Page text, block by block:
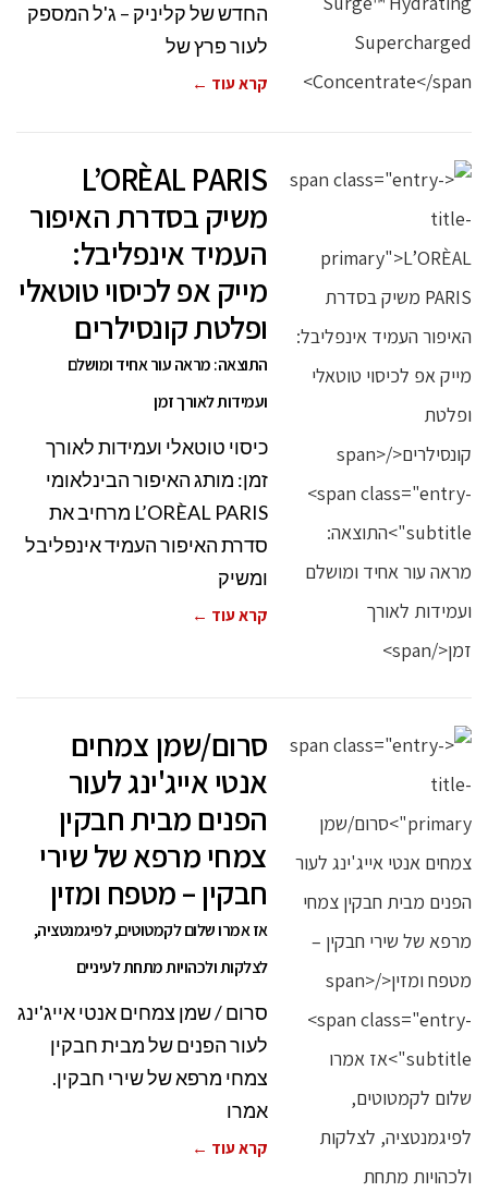
החדש של קליניק – ג'ל המספק
לעור פרץ של
קרא עוד ←
L’ORÈAL PARIS
משיק בסדרת האיפור
העמיד אינפליבל:
מייק אפ לכיסוי טוטאלי
ופלטת קונסילרים
התוצאה: מראה עור אחיד ומושלם
ועמידות לאורך זמן
כיסוי טוטאלי ועמידות לאורך
זמן: מותג האיפור הבינלאומי
L’ORÈAL PARIS מרחיב את
סדרת האיפור העמיד אינפליבל
ומשיק
קרא עוד ←
סרום/שמן צמחים
אנטי אייג'ינג לעור
הפנים מבית חבקין
צמחי מרפא של שירי
חבקין – מטפח ומזין
אז אמרו שלום לקמטוטים, לפיגמנטציה,
לצלקות ולכהויות מתחת לעיניים
סרום / שמן צמחים אנטי אייג'ינג
לעור הפנים של מבית חבקין
צמחי מרפא של שירי חבקין.
אמרו
קרא עוד ←